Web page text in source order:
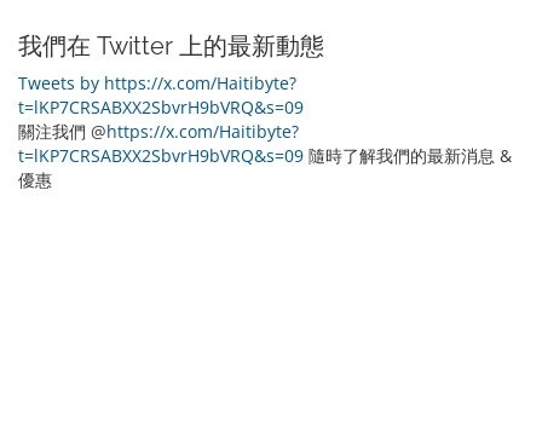
我們在 Twitter 上的最新動態
Tweets by https://x.com/Haitibyte?
t=lKP7CRSABXX2SbvrH9bVRQ&s=09
關注我們 @https://x.com/Haitibyte?
t=lKP7CRSABXX2SbvrH9bVRQ&s=09 隨時了解我們的最新消息 &
優惠